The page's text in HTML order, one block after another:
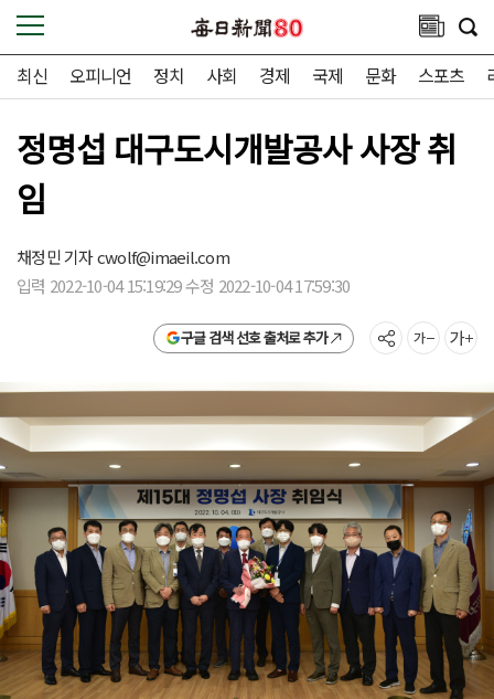
최신 오피니언 정치 사회 경제 국제 문화 스포츠
정명섭 대구도시개발공사 사장 취
임
채정민 기자cwolf@imaeil.com
입력 2022-10-04 15:19:29 수정 2022-10-04 17:59:30
구글 검색 선호 출처로 추가